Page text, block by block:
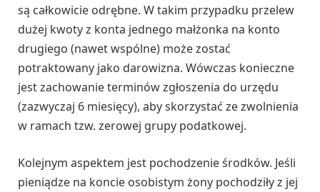
są całkowicie odrębne. W takim przypadku przelew
dużej kwoty z konta jednego małżonka na konto
drugiego (nawet wspólne) może zostać
potraktowany jako darowizna. Wówczas konieczne
jest zachowanie terminów zgłoszenia do urzędu
(zazwyczaj 6 miesięcy), aby skorzystać ze zwolnienia
w ramach tzw. zerowej grupy podatkowej.
Kolejnym aspektem jest pochodzenie środków. Jeśli
pieniądze na koncie osobistym żony pochodziły z jej